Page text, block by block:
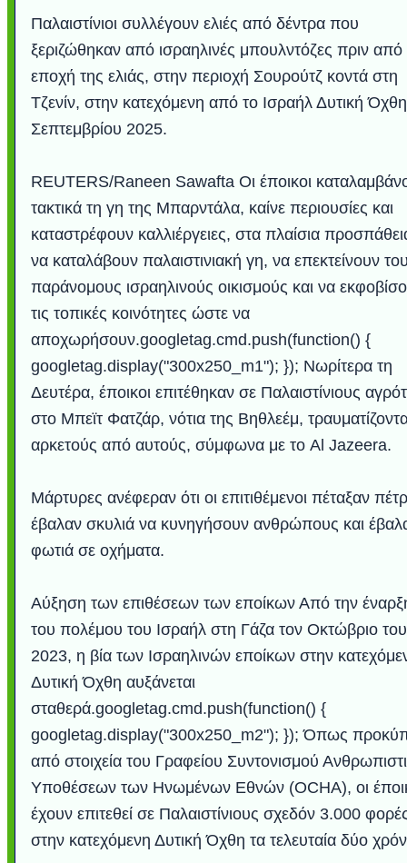
Παλαιστίνιοι συλλέγουν ελιές από δέντρα που
ξεριζώθηκαν από ισραηλινές μπουλντόζες πριν από
εποχή της ελιάς, στην περιοχή Σουρούτζ κοντά στη
Τζενίν, στην κατεχόμενη από το Ισραήλ Δυτική
Σεπτεμβρίου 2025.
REUTERS/Raneen Sawafta Οι έποικοι
τακτικά τη γη της Μπαρντάλα, καίνε περιουσίες και
καταστρέφουν καλλιέργειες, στα πλαίσια
να καταλάβουν παλαιστινιακή γη, να επεκτείνουν
παράνομους ισραηλινούς οικισμούς και να
τις τοπικές κοινότητες ώστε να
αποχωρήσουν.googletag.cmd.push(function() {
googletag.display("300x250_m1"); }); Νωρίτερα τη
Δευτέρα, έποικοι επιτέθηκαν σε Παλαιστίνιους
στο Μπεϊτ Φατζάρ, νότια της Βηθλεέμ,
αρκετούς από αυτούς, σύμφωνα με το Al Jazeera.
Μάρτυρες ανέφεραν ότι οι επιτιθέμενοι πέταξαν
έβαλαν σκυλιά να κυνηγήσουν ανθρώπους και
φωτιά σε οχήματα.
Αύξηση των επιθέσεων των εποίκων Από την
του πολέμου του Ισραήλ στη Γάζα τον Οκτώβριο του
2023, η βία των Ισραηλινών εποίκων στην
Δυτική Όχθη αυξάνεται
σταθερά.googletag.cmd.push(function() {
googletag.display("300x250_m2"); }); Όπως
από στοιχεία του Γραφείου Συντονισμού
Υποθέσεων των Ηνωμένων Εθνών (OCHA), οι
έχουν επιτεθεί σε Παλαιστίνιους σχεδόν 3.000
στην κατεχόμενη Δυτική Όχθη τα τελευταία δύο